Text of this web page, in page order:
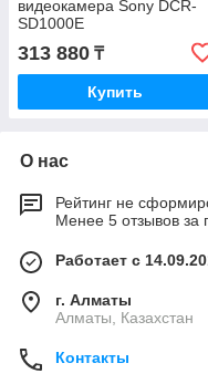
видеокамера Sony DCR-
SD1000E
313 880 ₸
Купить
О нас
Рейтинг не
Менее 5 отзывов за
Работает с
г. Алматы
Алматы, Казахстан
Контакты